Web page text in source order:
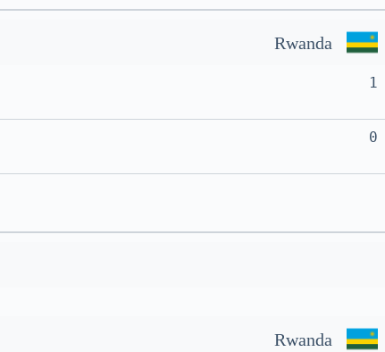
Rwanda
1
0
Rwanda